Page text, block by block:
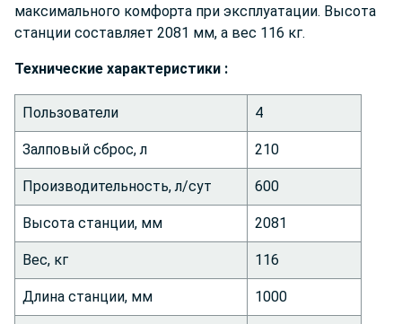
максимального комфорта при эксплуатации. Высота
станции составляет 2081 мм, а вес 116 кг.
Технические характеристики :
Пользователи 4
Залповый сброс, л 210
Производительность, л/сут 600
Высота станции, мм 2081
Вес, кг 116
Длина станции, мм 1000